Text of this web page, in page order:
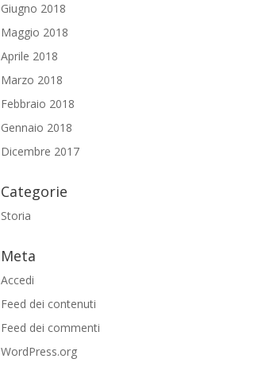
Giugno 2018
Maggio 2018
Aprile 2018
Marzo 2018
Febbraio 2018
Gennaio 2018
Dicembre 2017
Categorie
Storia
Meta
Accedi
Feed dei contenuti
Feed dei commenti
WordPress.org